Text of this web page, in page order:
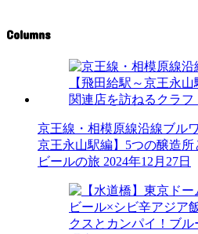
Columns
京王線・相模原線沿線ブル
京王永山駅編】5つの醸造
ビールの旅 2024年12月27日